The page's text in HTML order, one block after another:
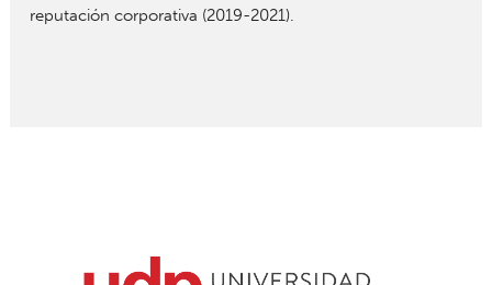
reputación corporativa (2019-2021).